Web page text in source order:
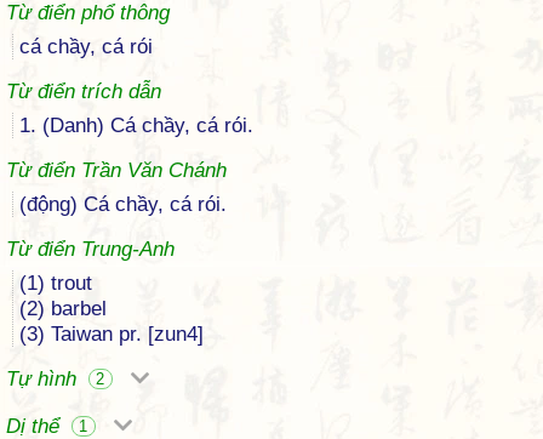
Từ điển phổ thông
cá chầy, cá rói
Từ điển trích dẫn
1. (Danh) Cá chầy, cá rói.
Từ điển Trần Văn Chánh
(động) Cá chầy, cá rói.
Từ điển Trung-Anh
(1) trout
(2) barbel
(3) Taiwan pr. [zun4]
Tự hình
2
Dị thể 1